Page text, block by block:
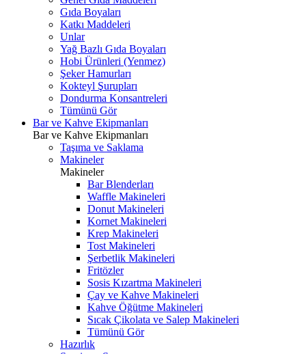
Gıda Boyaları
Katkı Maddeleri
Unlar
Yağ Bazlı Gıda Boyaları
Hobi Ürünleri (Yenmez)
Şeker Hamurları
Kokteyl Şurupları
Dondurma Konsantreleri
Tümünü Gör
Bar ve Kahve Ekipmanları
Bar ve Kahve Ekipmanları
Taşıma ve Saklama
Makineler
Makineler
Bar Blenderları
Waffle Makineleri
Donut Makineleri
Kornet Makineleri
Krep Makineleri
Tost Makineleri
Şerbetlik Makineleri
Fritözler
Sosis Kızartma Makineleri
Çay ve Kahve Makineleri
Kahve Öğütme Makineleri
Sıcak Çikolata ve Salep Makineleri
Tümünü Gör
Hazırlık